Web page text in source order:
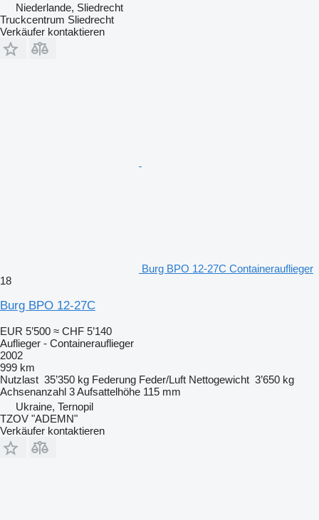
Niederlande, Sliedrecht
Truckcentrum Sliedrecht
Verkäufer kontaktieren
Burg BPO 12-27C Containerauflieger
18
Burg BPO 12-27C
EUR 5’500 ≈ CHF 5’140
Auflieger - Containerauflieger
2002
999 km
Nutzlast 35’350 kg Federung Feder/Luft Nettogewicht 3’650 kg
Achsenanzahl 3Aufsattelhöhe 115 mm
Ukraine, Ternopil
TZOV "ADEMN"
Verkäufer kontaktieren